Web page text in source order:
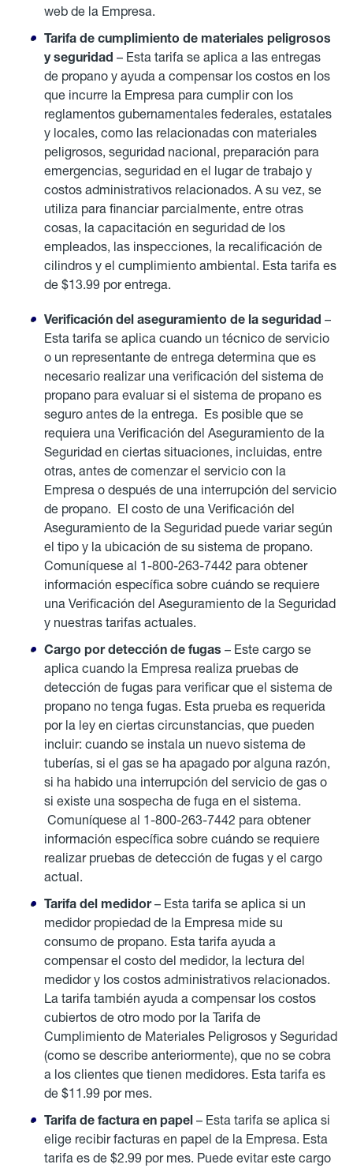
web de la Empresa.
Tarifa de cumplimiento de materiales peligrosos
y seguridad – Esta tarifa se aplica a las entregas
de propano y ayuda a compensar los costos en los
que incurre la Empresa para cumplir con los
reglamentos gubernamentales federales, estatales
y locales, como las relacionadas con materiales
peligrosos, seguridad nacional, preparación para
emergencias, seguridad en el lugar de trabajo y
costos administrativos relacionados. A su vez, se
utiliza para financiar parcialmente, entre otras
cosas, la capacitación en seguridad de los
empleados, las inspecciones, la recalificación de
cilindros y el cumplimiento ambiental. Esta tarifa es
de $13.99 por entrega.
Verificación del aseguramiento de la seguridad –
Esta tarifa se aplica cuando un técnico de servicio
o un representante de entrega determina que es
necesario realizar una verificación del sistema de
propano para evaluar si el sistema de propano es
seguro antes de la entrega. Es posible que se
requiera una Verificación del Aseguramiento de la
Seguridad en ciertas situaciones, incluidas, entre
otras, antes de comenzar el servicio con la
Empresa o después de una interrupción del servicio
de propano. El costo de una Verificación del
Aseguramiento de la Seguridad puede variar según
el tipo y la ubicación de su sistema de propano.
Comuníquese al 1-800-263-7442 para obtener
información específica sobre cuándo se requiere
una Verificación del Aseguramiento de la Seguridad
y nuestras tarifas actuales.
Cargo por detección de fugas – Este cargo se
aplica cuando la Empresa realiza pruebas de
detección de fugas para verificar que el sistema de
propano no tenga fugas. Esta prueba es requerida
por la ley en ciertas circunstancias, que pueden
incluir: cuando se instala un nuevo sistema de
tuberías, si el gas se ha apagado por alguna razón,
si ha habido una interrupción del servicio de gas o
si existe una sospecha de fuga en el sistema.
Comuníquese al 1-800-263-7442 para obtener
información específica sobre cuándo se requiere
realizar pruebas de detección de fugas y el cargo
actual.
Tarifa del medidor– Esta tarifa se aplica si un
medidor propiedad de la Empresa mide su
consumo de propano. Esta tarifa ayuda a
compensar el costo del medidor, la lectura del
medidor y los costos administrativos relacionados.
La tarifa también ayuda a compensar los costos
cubiertos de otro modo por la Tarifa de
Cumplimiento de Materiales Peligrosos y Seguridad
(como se describe anteriormente), que no se cobra
a los clientes que tienen medidores. Esta tarifa es
de $11.99 por mes.
Tarifa de factura en papel – Esta tarifa se aplica si
elige recibir facturas en papel de la Empresa. Esta
tarifa es de $2.99 por mes. Puede evitar este cargo